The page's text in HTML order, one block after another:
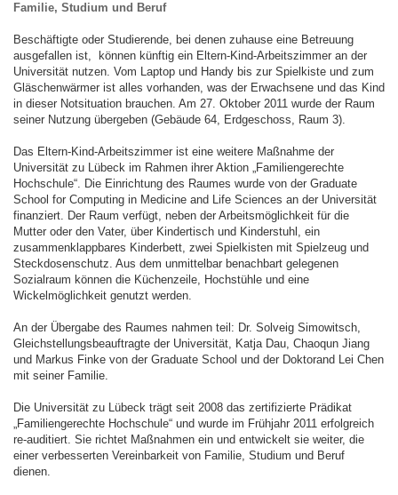
Familie, Studium und Beruf
Beschäftigte oder Studierende, bei denen zuhause eine Betreuung
ausgefallen ist, können künftig ein Eltern-Kind-Arbeitszimmer an der
Universität nutzen. Vom Laptop und Handy bis zur Spielkiste und zum
Gläschenwärmer ist alles vorhanden, was der Erwachsene und das Kind
in dieser Notsituation brauchen. Am 27. Oktober 2011 wurde der Raum
seiner Nutzung übergeben (Gebäude 64, Erdgeschoss, Raum 3).
Das Eltern-Kind-Arbeitszimmer ist eine weitere Maßnahme der
Universität zu Lübeck im Rahmen ihrer Aktion „Familiengerechte
Hochschule“. Die Einrichtung des Raumes wurde von der Graduate
School for Computing in Medicine and Life Sciences an der Universität
finanziert. Der Raum verfügt, neben der Arbeitsmöglichkeit für die
Mutter oder den Vater, über Kindertisch und Kinderstuhl, ein
zusammenklappbares Kinderbett, zwei Spielkisten mit Spielzeug und
Steckdosenschutz. Aus dem unmittelbar benachbart gelegenen
Sozialraum können die Küchenzeile, Hochstühle und eine
Wickelmöglichkeit genutzt werden.
An der Übergabe des Raumes nahmen teil: Dr. Solveig Simowitsch,
Gleichstellungsbeauftragte der Universität, Katja Dau, Chaoqun Jiang
und Markus Finke von der Graduate School und der Doktorand Lei Chen
mit seiner Familie.
Die Universität zu Lübeck trägt seit 2008 das zertifizierte Prädikat
„Familiengerechte Hochschule“ und wurde im Frühjahr 2011 erfolgreich
re-auditiert. Sie richtet Maßnahmen ein und entwickelt sie weiter, die
einer verbesserten Vereinbarkeit von Familie, Studium und Beruf
dienen.